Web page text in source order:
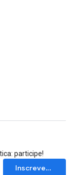
participe!
Inscrever-se